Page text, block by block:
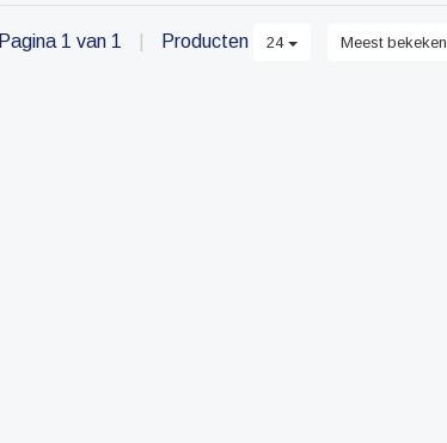
Pagina 1 van 1 Producten 24 Meest bekeken